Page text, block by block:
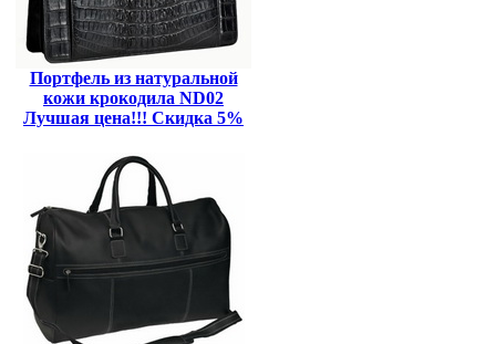
Портфель из натуральной
кожи крокодила ND02
Лучшая цена!!! Скидка 5%